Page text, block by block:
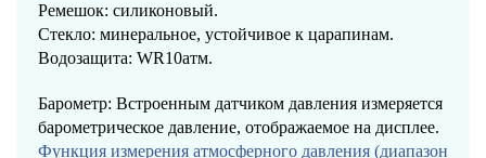
Ремешок: силиконовый.
Стекло: минеральное, устойчивое к царапинам.
Водозащита: WR10атм.
Барометр: Встроенным датчиком давления измеряется
барометрическое давление, отображаемое на дисплее.
Функция измерения атмосферного давления (диапазон